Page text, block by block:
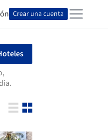
Crear una cuenta